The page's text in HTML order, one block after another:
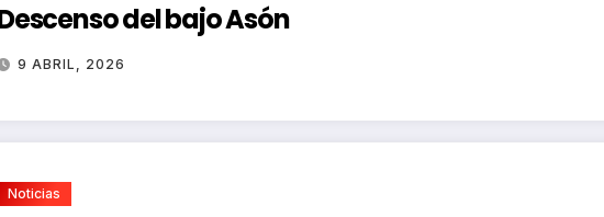
del bajo Asón
9 ABRIL, 2026
Noticias